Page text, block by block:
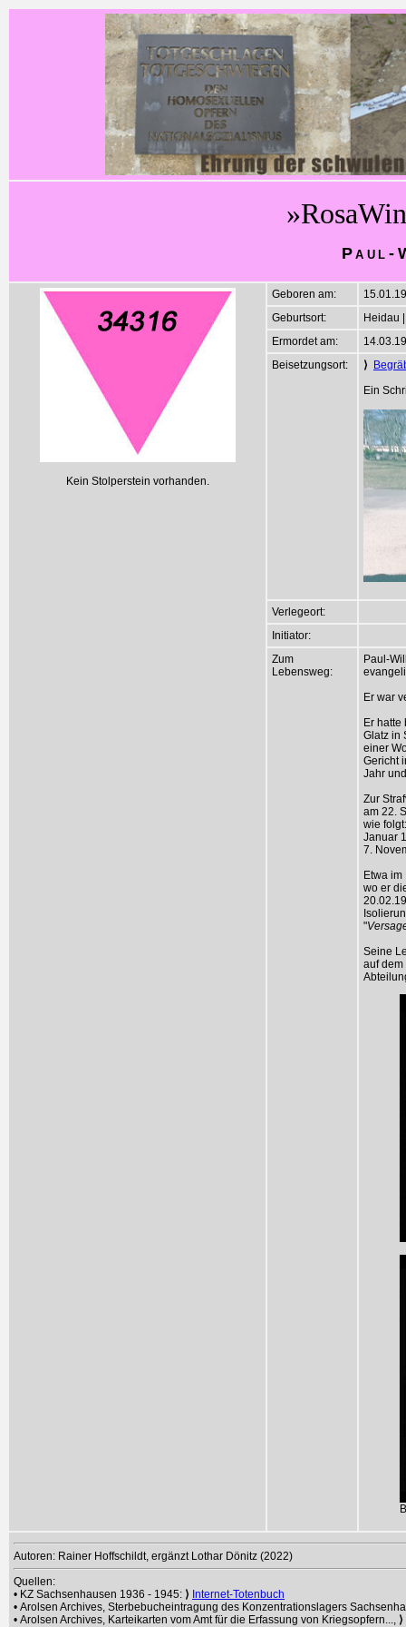
Paul-
Kein Stolperstein vorhanden.
Geboren am:
Geburtsort:
Heidau
Ermordet am:
Beisetzungsort:
⟩
Ein
Verlegeort:
Initiator:
Zum
Lebensweg:
Paul-
Er war
Er
Glatz in
einer
Gericht
Jahr
Zur
am 22.
wie
Januar
7.
Etwa
wo er
"
Seine
auf dem
Autoren: Rainer Hoffschildt, ergänzt Lothar Dönitz (2022)
Quellen:
• KZ Sachsenhausen 1936 - 1945: ⟩ Internet-Totenbuch
• Arolsen Archives, Sterbebucheintragung des Konzentrationslagers
• Arolsen Archives, Karteikarten vom Amt für die Erfassung von Kriegsopfern..., ⟩